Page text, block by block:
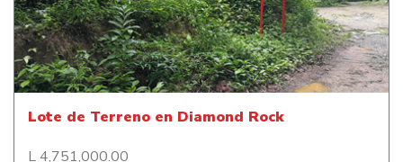
Lote de Terreno en Diamond Rock
Lote de Terreno en Diamond Rock
L 4,751,000.00